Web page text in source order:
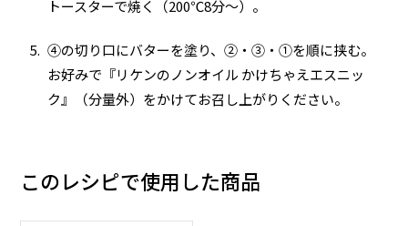
トースターで焼く（200℃8分～）。
④の切り口にバターを塗り、②・③・①を順に挟む。
お好みで『リケンのノンオイル かけちゃえエスニッ
ク』（分量外）をかけてお召し上がりください。
このレシピで使用した商品